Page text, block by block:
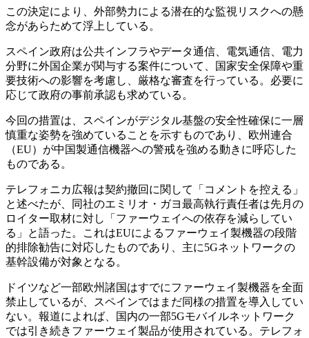
この決定により、外部勢力による潜在的な監視リスクへの懸
念があらためて浮上している。
スペイン政府は公共インフラやデータ通信、電気通信、電力
分野に外国企業が関与する案件について、国家安全保障や重
要技術への影響を考慮し、厳格な審査を行っている。必要に
応じて政府の事前承認も求めている。
今回の措置は、スペインがデジタル基盤の安全性確保に一層
慎重な姿勢を強めていることを示すものであり、欧州連合
（EU）が中国製通信機器への警戒を強める動きに呼応した
ものである。
テレフォニカ広報は契約撤回に関して「コメントを控える」
と述べたが、同社のエミリオ・ガヨ最高執行責任者は先月の
ロイター取材に対し「ファーウェイへの依存を減らしてい
る」と語った。これはEUによるファーウェイ製機器の段階
的排除勧告に対応したものであり、主に5Gネットワークの
基幹設備が対象となる。
ドイツなど一部欧州諸国はすでにファーウェイ製機器を全面
禁止しているが、スペインではまだ同様の措置を導入してい
ない。報道によれば、国内の一部5Gモバイルネットワーク
では引き続きファーウェイ製品が使用されている。テレフォ